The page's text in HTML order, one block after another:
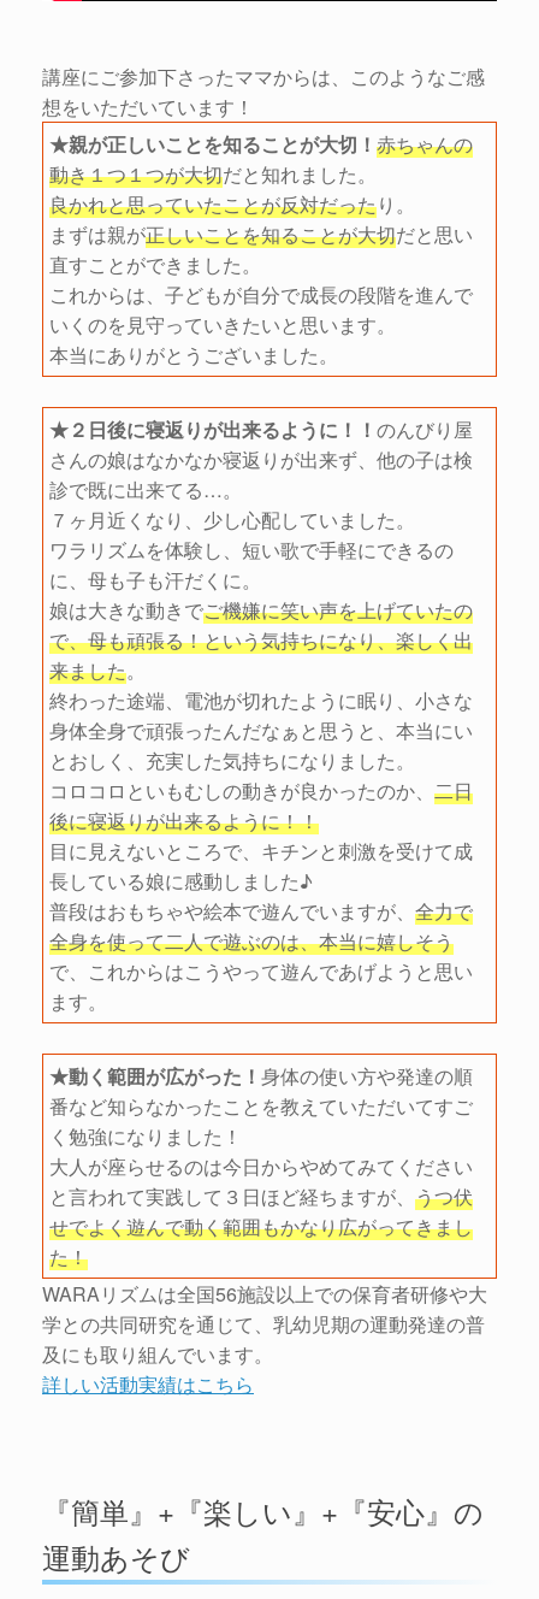
講座にご参加下さったママからは、このようなご感
想をいただいています！
★親が正しいことを知ることが大切！ 赤ちゃんの
動き１つ１つが大切だと知れました。
良かれと思っていたことが反対だったり。
まずは親が正しいことを知ることが大切だと思い
直すことができました。
これからは、子どもが自分で成長の段階を進んで
いくのを見守っていきたいと思います。
本当にありがとうございました。
★２日後に寝返りが出来るように！！ のんびり屋
さんの娘はなかなか寝返りが出来ず、他の子は検
診で既に出来てる…。
７ヶ月近くなり、少し心配していました。
ワラリズムを体験し、短い歌で手軽にできるの
に、母も子も汗だくに。
娘は大きな動きでご機嫌に笑い声を上げていたの
で、母も頑張る！という気持ちになり、楽しく出
来ました。
終わった途端、電池が切れたように眠り、小さな
身体全身で頑張ったんだなぁと思うと、本当にい
とおしく、充実した気持ちになりました。
コロコロといもむしの動きが良かったのか、 二日
後に寝返りが出来るように！！
目に見えないところで、キチンと刺激を受けて成
長している娘に感動しました♪
普段はおもちゃや絵本で遊んでいますが、 全力で
全身を使って二人で遊ぶのは、本当に嬉しそう
で、これからはこうやって遊んであげようと思い
ます。
★動く範囲が広がった！ 身体の使い方や発達の順
番など知らなかったことを教えていただいてすご
く勉強になりました！
大人が座らせるのは今日からやめてみてください
と言われて実践して３日ほど経ちますが、 うつ伏
せでよく遊んで動く範囲もかなり広がってきまし
た！
WARAリズムは全国56施設以上での保育者研修や大
学との共同研究を通じて、乳幼児期の運動発達の普
及にも取り組んでいます。
詳しい活動実績はこちら
『簡単』+『楽しい』+『安心』の
運動あそび